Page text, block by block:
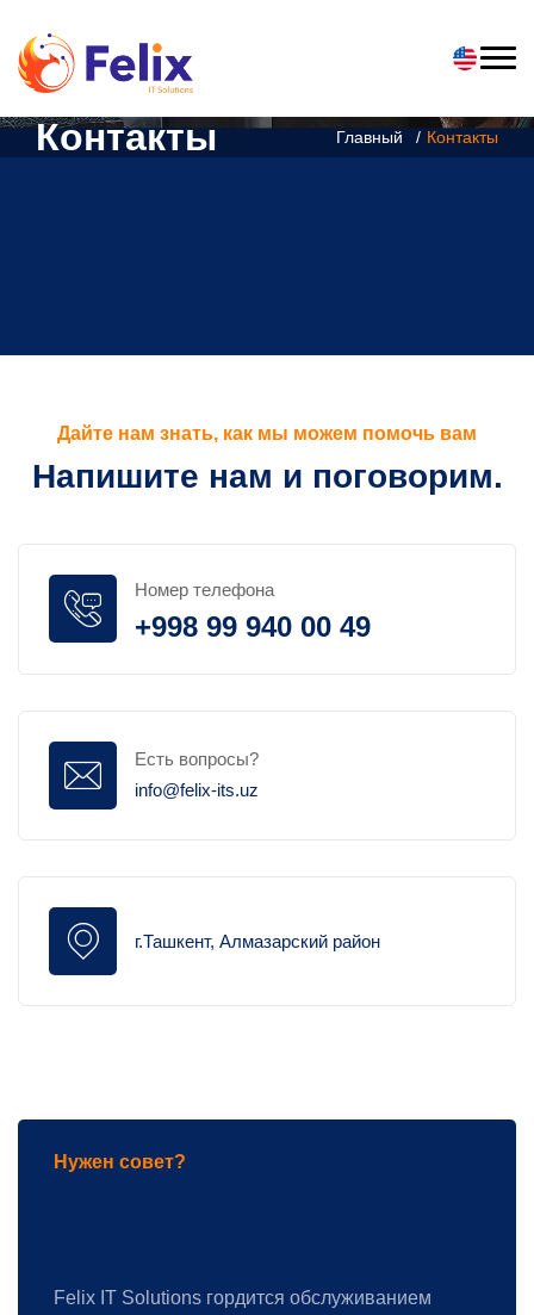
Контакты Главный Контакты
Дайте нам знать, как мы можем помочь вам
Напишите нам и поговорим.
Номер телефона
+998 99 940 00 49
Есть вопросы?
info@felix-its.uz
г.Ташкент, Алмазарский район
Нужен совет?
Felix IT Solutions гордится обслуживанием